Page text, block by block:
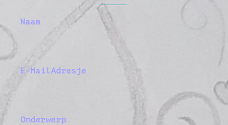
Naam
E-MailAdresje
Onderwerp